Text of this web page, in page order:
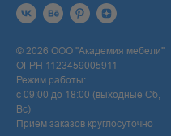
© 2026 ООО "Академия мебели"
ОГРН 1123459005911
Режим работы:
с 09:00 до 18:00 (выходные Сб,
Вс)
Прием заказов круглосуточно